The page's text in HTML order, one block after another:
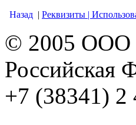
Назад | Реквизиты |
© 2005 ООО
Российская
+7 (38341) 2